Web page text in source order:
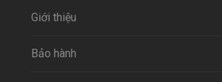
Giới thiệu
Bảo hành